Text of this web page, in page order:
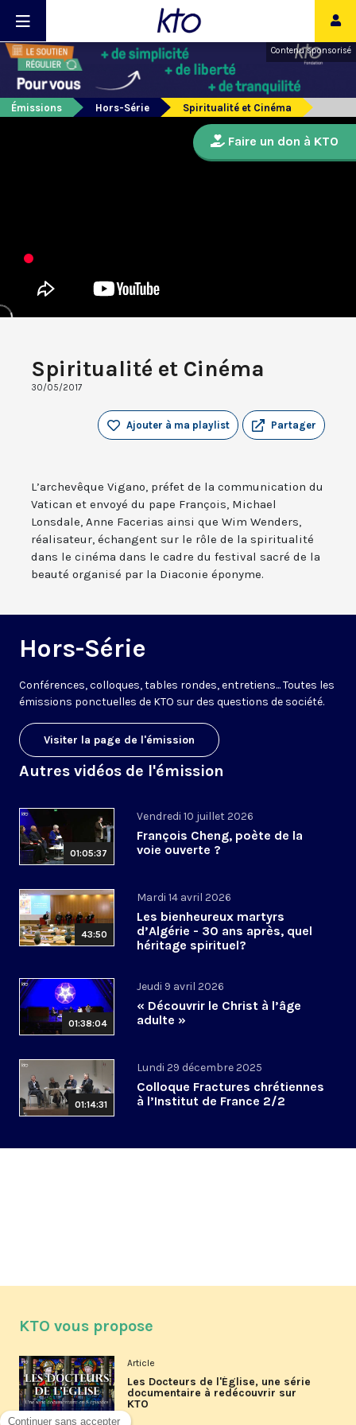
Contenu sponsorisé
Émissions Hors-Série Spiritualité et Cinéma
Spiritualité et Cinéma
30/05/2017
Partager
Ajouter à ma playlist
L’archevêque Vigano, préfet de la communication du
Vatican et envoyé du pape François, Michael
Lonsdale, Anne Facerias ainsi que Wim Wenders,
réalisateur, échangent sur le rôle de la spiritualité
dans le cinéma dans le cadre du festival sacré de la
beauté organisé par la Diaconie éponyme.
Hors-Série
Conférences, colloques, tables rondes, entretiens... Toutes les
émissions ponctuelles de KTO sur des questions de société.
Visiter la page de l'émission
Autres vidéos de l'émission
01:05:37
Vendredi 10 juillet 2026
François Cheng, poète de la
voie ouverte ?
43:50
Mardi 14 avril 2026
Les bienheureux martyrs
d’Algérie - 30 ans après, quel
héritage spirituel?
01:38:04
Jeudi 9 avril 2026
« Découvrir le Christ à l’âge
adulte »
01:14:31
Lundi 29 décembre 2025
Colloque Fractures chrétiennes
à l’Institut de France 2/2
Faire un don à KTO
KTO vous propose
Article
Les Docteurs de l'Église, une série
documentaire à redécouvrir sur
KTO